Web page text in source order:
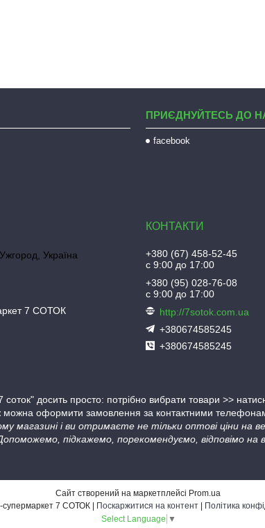
ПРИЄДНУЙТЕСЬ ДО
facebook
Україна
7 СОТОК
+380 (67) 458-52-45
с 9:00 до 17:00
+380 (95) 028-76-08
с 9:00 до 17:00
http://7sotok.com.ua
+380674585245
+380674585245
досить просто: потрібно вибрати товари >>
можна оформити замовлення за контактними
магазині і ви отримаєте не тільки оптові ціни
підкажемо, порекомендуємо, відповімо
Сайт створений на маркетплейсі Prom.ua
Поскаржитися на контент
Політика
Select Language ▼